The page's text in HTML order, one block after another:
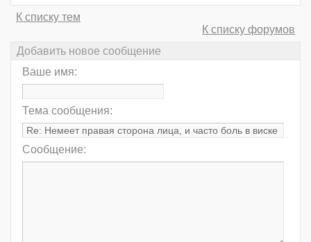
К списку тем
К списку форумов
Добавить новое сообщение
Ваше имя:
Тема сообщения:
Сообщение: